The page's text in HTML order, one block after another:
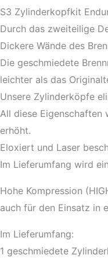
S3 Zylinderkopfkit
Durch das zweiteilige
Dickere Wände des
Die geschmiedete
leichter als das
Unsere Zylinderköpfe
All diese
erhöht.
Eloxiert und Laser
Im Lieferumfang wird
Hohe Kompression
auch für den Einsatz in
Im Lieferumfang:
1 geschmiedete